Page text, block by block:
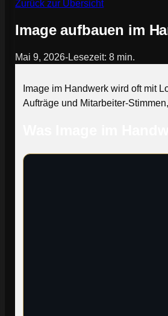
Zurück zur Übersicht
Image aufbauen im
Mai 9, 2026-Lesezeit: 8 min.
Image im Handwerk wird oft mit
Aufträge und Mitarbeiter-